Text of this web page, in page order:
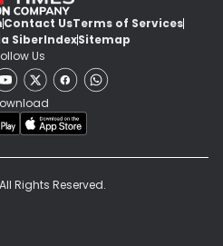
Contact UsTerms of Services
SiberIndexSitemap
Us
Rights Reserved.